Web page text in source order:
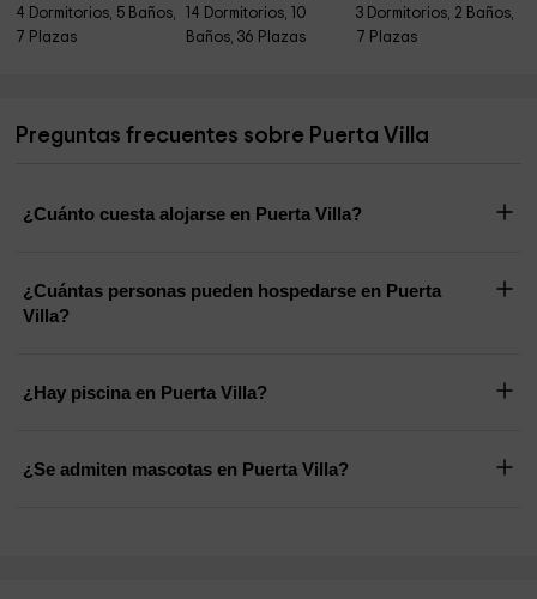
4 Dormitorios, 5 Baños,
7 Plazas
14 Dormitorios, 10
Baños, 36 Plazas
3 Dormitorios, 2 Baños,
7 Plazas
Preguntas frecuentes sobre Puerta Villa
¿Cuánto cuesta alojarse en Puerta Villa?
¿Cuántas personas pueden hospedarse en Puerta
Villa?
¿Hay piscina en Puerta Villa?
¿Se admiten mascotas en Puerta Villa?